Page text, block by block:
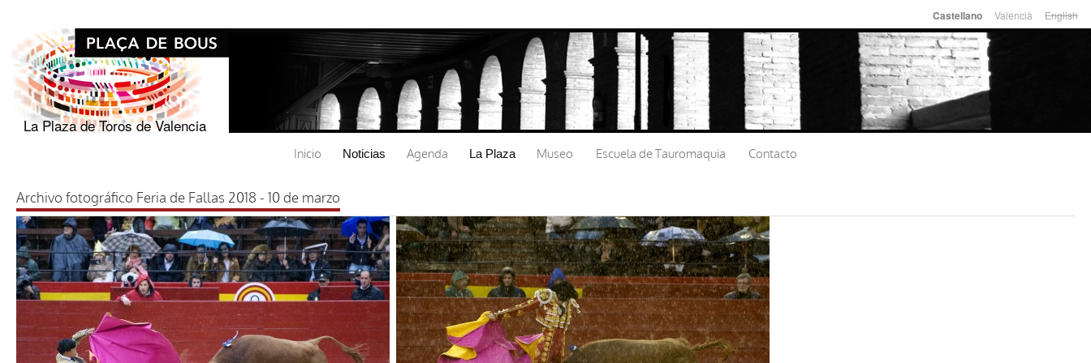
contenido
principal
Idiomas
Castellano Valencià English
La Plaza de Toros de Valencia
Inicio Noticias Agenda La Plaza Museo Escuela de Tauromaquia Contacto
Archivo fotográfico Feria de Fallas 2018 - 10 de marzo